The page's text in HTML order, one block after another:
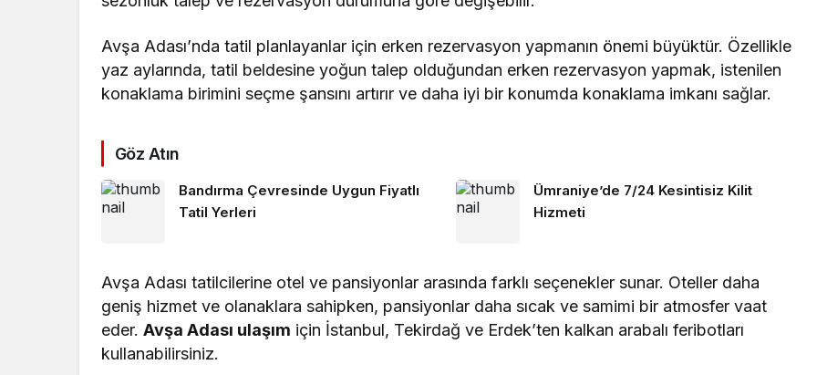
Avşa Adası’nda tatil planlayanlar için erken rezervasyon yapmanın önemi büyüktür. Özellikle
yaz aylarında, tatil beldesine yoğun talep olduğundan erken rezervasyon yapmak, istenilen
konaklama birimini seçme şansını artırır ve daha iyi bir konumda konaklama imkanı sağlar.
Göz Atın
Bandırma Çevresinde Uygun Fiyatlı
Tatil Yerleri
Ümraniye’de 7/24 Kesintisiz Kilit
Hizmeti
Avşa Adası tatilcilerine otel ve pansiyonlar arasında farklı seçenekler sunar. Oteller daha
geniş hizmet ve olanaklara sahipken, pansiyonlar daha sıcak ve samimi bir atmosfer vaat
eder.Avşa Adası ulaşım için İstanbul, Tekirdağ ve Erdek’ten kalkan arabalı feribotları
kullanabilirsiniz.